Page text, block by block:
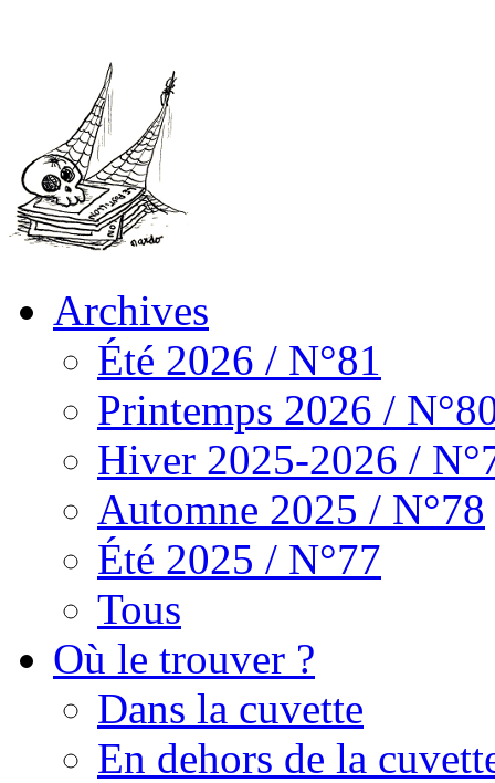
Archives
Été 2026 / N°81
Printemps 2026 /
Hiver 2025-2026 /
Automne 2025 / N°78
Été 2025 / N°77
Tous
Où le trouver ?
Dans la cuvette
En dehors de la